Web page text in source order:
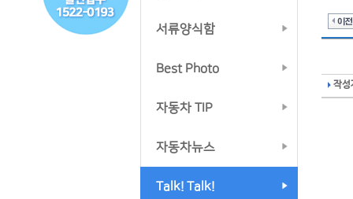
서류양식함
Best Photo
자동차 TIP
자동차뉴스
Talk! Talk!
작성